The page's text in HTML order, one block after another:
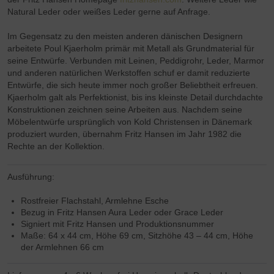
Natural Leder oder weißes Leder gerne auf Anfrage.
Im Gegensatz zu den meisten anderen dänischen Designern
arbeitete Poul Kjaerholm primär mit Metall als Grundmaterial für
seine Entwürfe. Verbunden mit Leinen, Peddigrohr, Leder, Marmor
und anderen natürlichen Werkstoffen schuf er damit reduzierte
Entwürfe, die sich heute immer noch großer Beliebtheit erfreuen.
Kjaerholm galt als Perfektionist, bis ins kleinste Detail durchdachte
Konstruktionen zeichnen seine Arbeiten aus. Nachdem seine
Möbelentwürfe ursprünglich von Kold Christensen in Dänemark
produziert wurden, übernahm Fritz Hansen im Jahr 1982 die
Rechte an der Kollektion.
Ausführung:
Rostfreier Flachstahl, Armlehne Esche
Bezug in Fritz Hansen Aura Leder oder Grace Leder
Signiert mit Fritz Hansen und Produktionsnummer
Maße: 64 x 44 cm, Höhe 69 cm, Sitzhöhe 43 – 44 cm, Höhe
der Armlehnen 66 cm